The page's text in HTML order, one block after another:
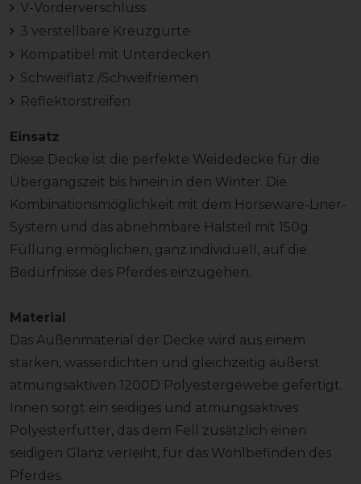
V-Vorderverschluss
3 verstellbare Kreuzgurte
Kompatibel mit Unterdecken
Schweiflatz /Schweifriemen
Reflektorstreifen
Einsatz
Diese Decke ist die perfekte Weidedecke für die
Übergangszeit bis hinein in den Winter. Die
Kombinationsmöglichkeit mit dem Horseware-Liner-
System und das abnehmbare Halsteil mit 150g
Füllung ermöglichen, ganz individuell, auf die
Bedürfnisse des Pferdes einzugehen.
Material
Das Außenmaterial der Decke wird aus einem
starken, wasserdichten und gleichzeitig äußerst
atmungsaktiven 1200D Polyestergewebe gefertigt.
Innen sorgt ein seidiges und atmungsaktives
Polyesterfutter, das dem Fell zusätzlich einen
seidigen Glanz verleiht, für das Wohlbefinden des
Pferdes.